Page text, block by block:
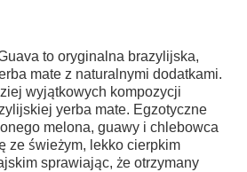
to oryginalna brazylijska,
mate z naturalnymi dodatkami.
wyjątkowych kompozycji
yerba mate. Egzotyczne
melona, guawy i chlebowca
ze świeżym, lekko cierpkim
sprawiając, że otrzymany